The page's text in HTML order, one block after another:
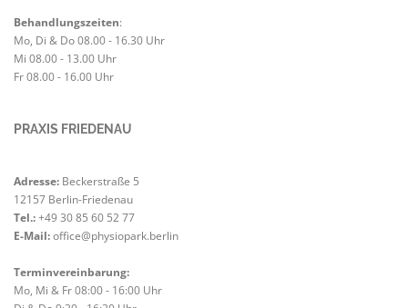
Behandlungszeiten:
Mo, Di & Do 08.00 - 16.30 Uhr
Mi 08.00 - 13.00 Uhr
Fr 08.00 - 16.00 Uhr
PRAXIS FRIEDENAU
Adresse: Beckerstraße 5
12157 Berlin-Friedenau
Tel.:+49 30 85 60 52 77
E-Mail:office@physiopark.berlin
Terminvereinbarung:
Mo, Mi & Fr 08:00 - 16:00 Uhr